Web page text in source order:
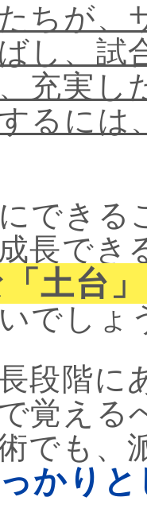
ちが、
し、試
充実し
るには
できる
長でき
土台」
でしょ
段階に
覚える
でも、
かり